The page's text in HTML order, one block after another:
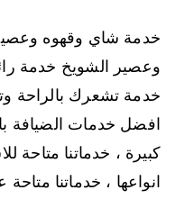
خدمة شاي وقهوه
وعصير الشويخ خدمة
خدمة تشعرك بالراحة
افضل خدمات الضيافة
كبيرة ، خدماتنا متاحة